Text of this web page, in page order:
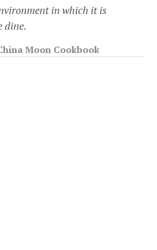
in which it is
dine.
Moon Cookbook